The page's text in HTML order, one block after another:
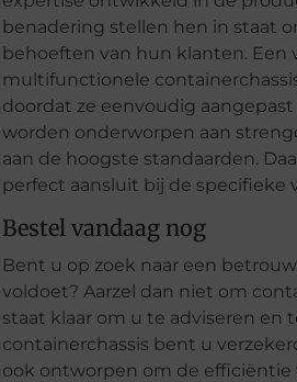
benadering stellen hen in staat
behoeften van hun klanten. Een
multifunctionele
doordat ze eenvoudig
worden onderworpen aan
aan de hoogste standaarden.
perfect aansluit bij de specifieke
Bestel vandaag nog
Bent u op zoek naar een
voldoet? Aarzel dan niet om
staat klaar om u te adviseren en
containerchassis bent u
ook ontworpen om de